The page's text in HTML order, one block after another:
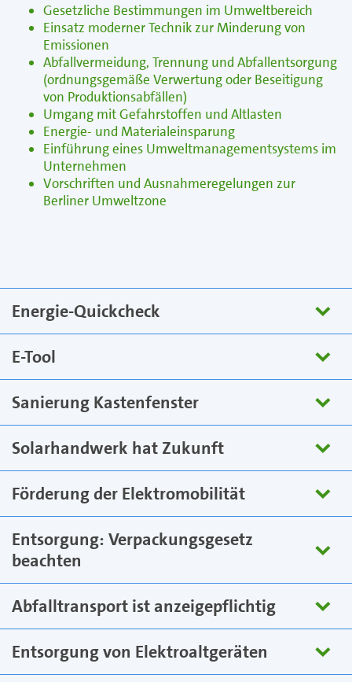
Gesetzliche Bestimmungen im Umweltbereich
Einsatz moderner Technik zur Minderung von
Emissionen
Abfallvermeidung, Trennung und Abfallentsorgung
(ordnungsgemäße Verwertung oder Beseitigung
von Produktionsabfällen)
Umgang mit Gefahrstoffen und Altlasten
Energie- und Materialeinsparung
Einführung eines Umweltmanagementsystems im
Unternehmen
Vorschriften und Ausnahmeregelungen zur
Berliner Umweltzone
Energie-Quickcheck
E-Tool
Sanierung Kastenfenster
Solarhandwerk hat Zukunft
Förderung der Elektromobilität
Entsorgung: Verpackungsgesetz
beachten
Abfalltransport ist anzeigepflichtig
Entsorgung von Elektroaltgeräten